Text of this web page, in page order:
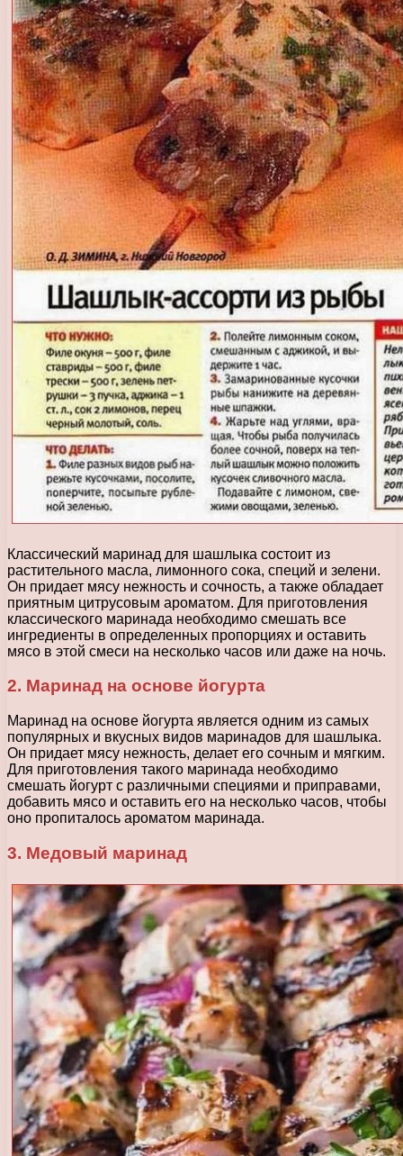
Классический маринад для шашлыка состоит из
растительного масла, лимонного сока, специй и зелени.
Он придает мясу нежность и сочность, а также обладает
приятным цитрусовым ароматом. Для приготовления
классического маринада необходимо смешать все
ингредиенты в определенных пропорциях и оставить
мясо в этой смеси на несколько часов или даже на ночь.
2. Маринад на основе йогурта
Маринад на основе йогурта является одним из самых
популярных и вкусных видов маринадов для шашлыка.
Он придает мясу нежность, делает его сочным и мягким.
Для приготовления такого маринада необходимо
смешать йогурт с различными специями и приправами,
добавить мясо и оставить его на несколько часов, чтобы
оно пропиталось ароматом маринада.
3. Медовый маринад